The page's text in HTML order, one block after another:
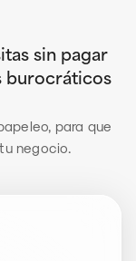
sin pagar
burocráticos
para que
negocio.